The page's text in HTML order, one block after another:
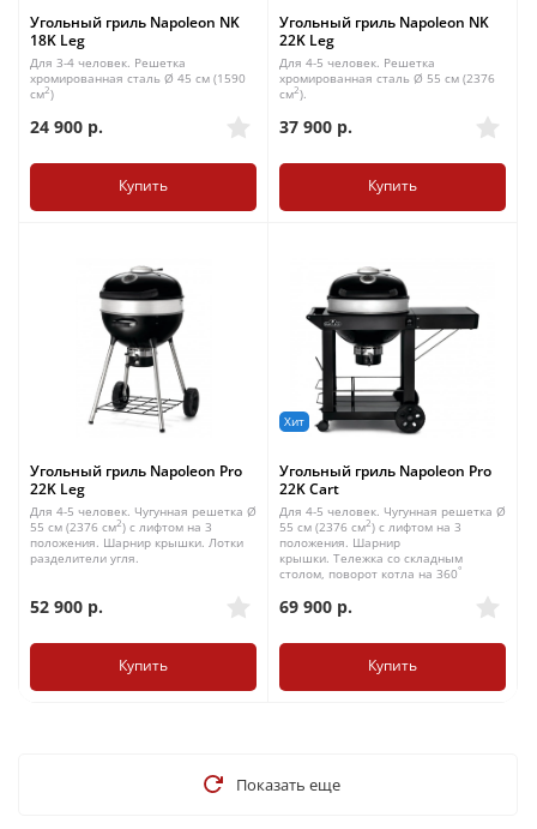
Угольный гриль Napoleon NK
18K Leg
Для 3-4 человек. Решетка
хромированная сталь Ø 45 см (1590
см2)
24 900 р.
Купить
Угольный гриль Napoleon NK
22K Leg
Для 4-5 человек. Решетка
хромированная сталь Ø 55 см (2376
см2).
37 900 р.
Купить
Угольный гриль Napoleon Pro
22K Leg
Для 4-5 человек. Чугунная решетка Ø
55 см (2376 см2) с лифтом на 3
положения. Шарнир крышки. Лотки
разделители угля.
52 900 р.
Купить
Хит
Угольный гриль Napoleon Pro
22K Cart
Для 4-5 человек. Чугунная решетка Ø
55 см (2376 см2) с лифтом на 3
положения. Шарнир
крышки. Тележка со складным
столом, поворот котла на 360°
69 900 р.
Купить
Показать еще